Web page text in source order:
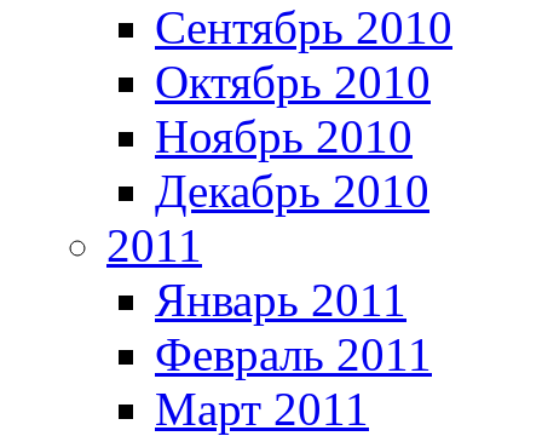
Сентябрь 2010
Октябрь 2010
Ноябрь 2010
Декабрь 2010
2011
Январь 2011
Февраль 2011
Март 2011